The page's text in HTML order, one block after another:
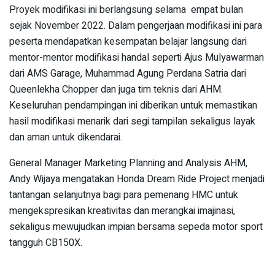
Proyek modifikasi ini berlangsung selama empat bulan
sejak November 2022. Dalam pengerjaan modifikasi ini para
peserta mendapatkan kesempatan belajar langsung dari
mentor-mentor modifikasi handal seperti Ajus Mulyawarman
dari AMS Garage, Muhammad Agung Perdana Satria dari
Queenlekha Chopper dan juga tim teknis dari AHM.
Keseluruhan pendampingan ini diberikan untuk memastikan
hasil modifikasi menarik dari segi tampilan sekaligus layak
dan aman untuk dikendarai.
General Manager Marketing Planning and Analysis AHM,
Andy Wijaya mengatakan Honda Dream Ride Project menjadi
tantangan selanjutnya bagi para pemenang HMC untuk
mengekspresikan kreativitas dan merangkai imajinasi,
sekaligus mewujudkan impian bersama sepeda motor sport
tangguh CB150X.